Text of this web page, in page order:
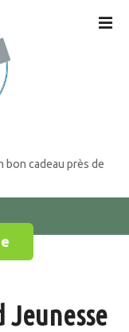
bon cadeau près de
Jeunesse